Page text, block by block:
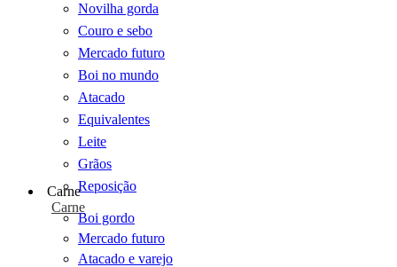
Novilha gorda
Couro e sebo
Mercado futuro
Boi no mundo
Atacado
Equivalentes
Leite
Grãos
Reposição
Carne
Carne
Boi gordo
Mercado futuro
Atacado e varejo